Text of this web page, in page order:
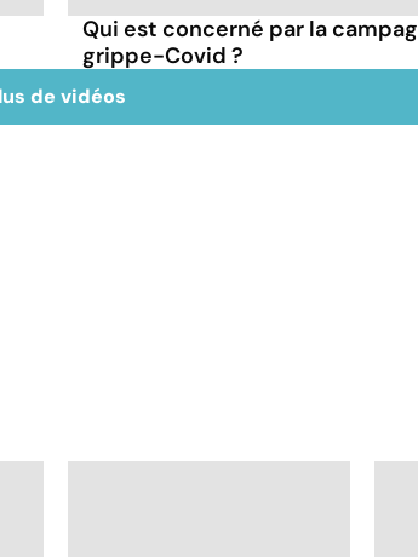
Qui est concerné par la
grippe-Covid ?
de vidéos